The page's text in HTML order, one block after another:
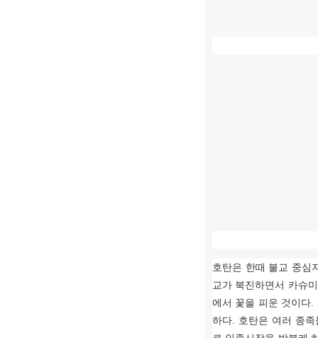
호탄은 한때 불교 중심
교가 북진하면서 카슈
에서 꽃을 피운 것이다.
하다. 호탄은 여러 종